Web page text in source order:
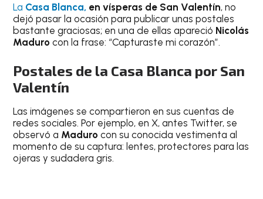
La Casa Blanca, en vísperas de San Valentín, no
dejó pasar la ocasión para publicar unas postales
bastante graciosas; en una de ellas apareció Nicolás
Maduro con la frase: “Capturaste mi corazón”.
Postales de la Casa Blanca por San
Valentín
Las imágenes se compartieron en sus cuentas de
redes sociales. Por ejemplo, en X, antes Twitter, se
observó a Madurocon su conocida vestimenta al
momento de su captura: lentes, protectores para las
ojeras y sudadera gris.